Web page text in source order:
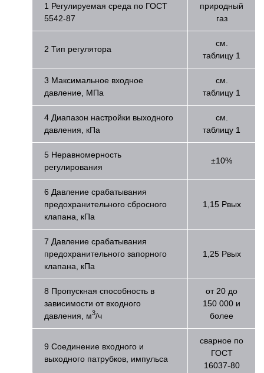
1 Регулируемая среда по ГОСТ
5542-87
природный
газ
2 Тип регулятора
см.
таблицу 1
3 Максимальное входное
давление, МПа
см.
таблицу 1
4 Диапазон настройки выходного
давления, кПа
см.
таблицу 1
5 Неравномерность
регулирования
±10%
6 Давление срабатывания
предохранительного сбросного
клапана, кПа
1,15 Рвых
7 Давление срабатывания
предохранительного запорного
клапана, кПа
1,25 Рвых
8 Пропускная способность в
зависимости от входного
давления, м3/ч
от 20 до
150 000 и
более
9 Соединение входного и
выходного патрубков, импульса
сварное по
ГОСТ
16037-80